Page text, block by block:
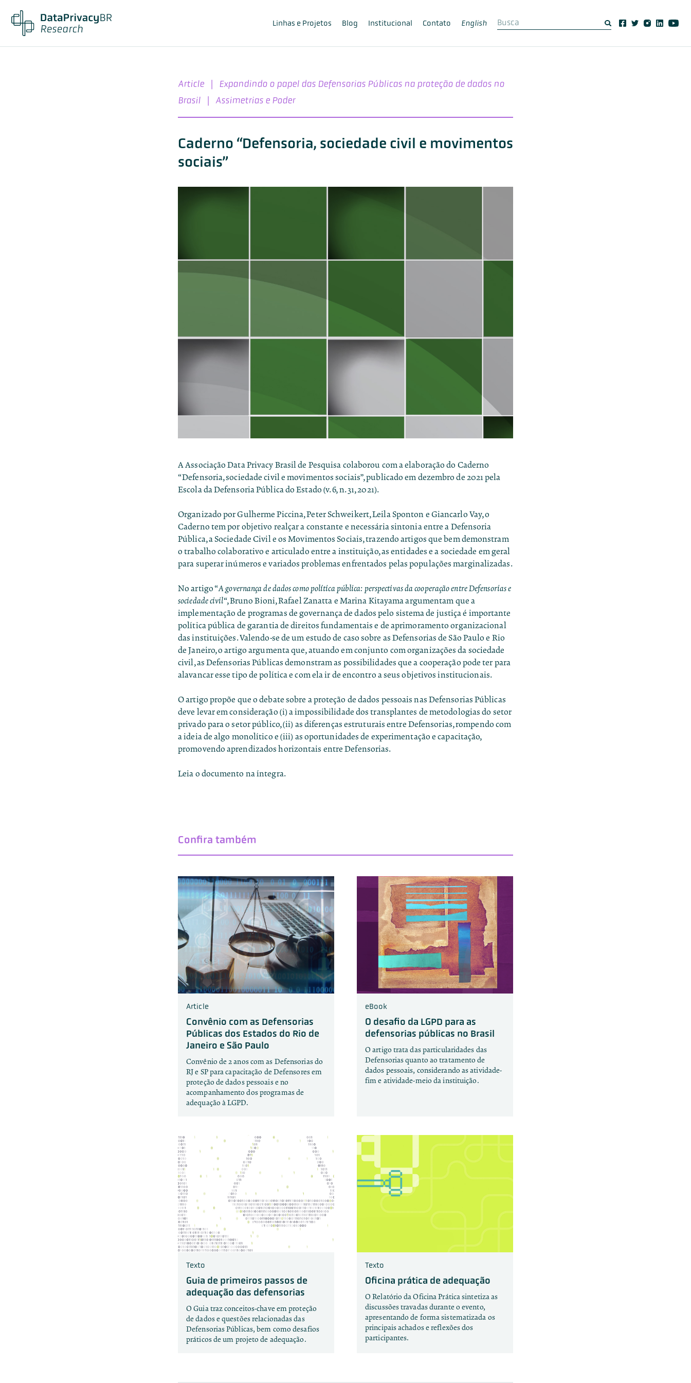
Linhas e Projetos Blog Institucional Contato English
Article
Expandindo o papel das Defensorias Públicas na proteção de dados no
Brasil
Assimetrias e Poder
Caderno “Defensoria, sociedade civil e movimentos
sociais”
A Associação Data Privacy Brasil de Pesquisa colaborou com a elaboração do Caderno
“Defensoria, sociedade civil e movimentos sociais”, publicado em dezembro de 2021 pela
Escola da Defensoria Pública do Estado (v. 6, n. 31, 2021).
Organizado por Gulherme Piccina, Peter Schweikert, Leila Sponton e Giancarlo Vay, o
Caderno tem por objetivo realçar a constante e necessária sintonia entre a Defensoria
Pública, a Sociedade Civil e os Movimentos Sociais, trazendo artigos que bem demonstram
o trabalho colaborativo e articulado entre a instituição, as entidades e a sociedade em geral
para superar inúmeros e variados problemas enfrentados pelas populações marginalizadas.
No artigo “A governança de dados como política pública: perspectivas da cooperação entre Defensorias e
sociedade civil“, Bruno Bioni, Rafael Zanatta e Marina Kitayama argumentam que a
implementação de programas de governança de dados pelo sistema de justiça é importante
política pública de garantia de direitos fundamentais e de aprimoramento organizacional
das instituições. Valendo-se de um estudo de caso sobre as Defensorias de São Paulo e Rio
de Janeiro, o artigo argumenta que, atuando em conjunto com organizações da sociedade
civil, as Defensorias Públicas demonstram as possibilidades que a cooperação pode ter para
alavancar esse tipo de política e com ela ir de encontro a seus objetivos institucionais.
O artigo propõe que o debate sobre a proteção de dados pessoais nas Defensorias Públicas
deve levar em consideração (i) a impossibilidade dos transplantes de metodologias do setor
privado para o setor público, (ii) as diferenças estruturais entre Defensorias, rompendo com
a ideia de algo monolítico e (iii) as oportunidades de experimentação e capacitação,
promovendo aprendizados horizontais entre Defensorias.
Leia o documento na íntegra.
Confira também
Article
Convênio com as Defensorias
Públicas dos Estados do Rio de
Janeiro e São Paulo
Convênio de 2 anos com as Defensorias do
RJ e SP para capacitação de Defensores em
proteção de dados pessoais e no
acompanhamento dos programas de
adequação à LGPD.
eBook
O desafio da LGPD para as
defensorias públicas no Brasil
O artigo trata das particularidades das
Defensorias quanto ao tratamento de
dados pessoais, considerando as atividade-
fim e atividade-meio da instituição.
Texto
Guia de primeiros passos de
adequação das defensorias
O Guia traz conceitos-chave em proteção
de dados e questões relacionadas das
Defensorias Públicas, bem como desafios
práticos de um projeto de adequação.
Texto
Oficina prática de adequação
O Relatório da Oficina Prática sintetiza as
discussões travadas durante o evento,
apresentando de forma sistematizada os
principais achados e reflexões dos
participantes.